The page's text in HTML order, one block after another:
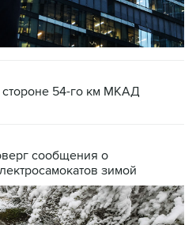
54-го км МКАД
сообщения о
зимой